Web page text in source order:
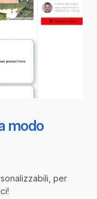
modo
per